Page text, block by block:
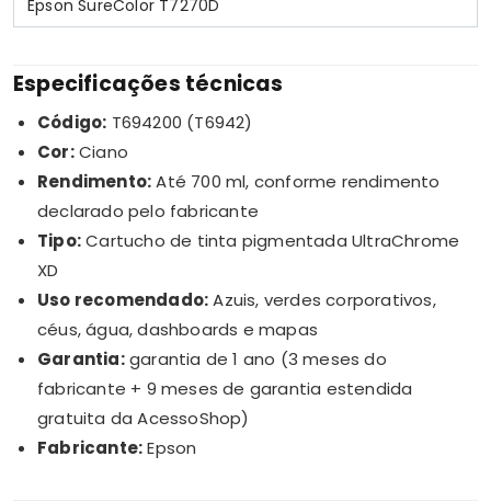
Epson SureColor T7270D
Especificações técnicas
Código: T694200 (T6942)
Cor:Ciano
Rendimento:Até 700 ml, conforme rendimento
declarado pelo fabricante
Tipo:Cartucho de tinta pigmentada UltraChrome
XD
Uso recomendado:Azuis, verdes corporativos,
céus, água, dashboards e mapas
Garantia:garantia de 1 ano (3 meses do
fabricante + 9 meses de garantia estendida
gratuita da AcessoShop)
Fabricante:Epson